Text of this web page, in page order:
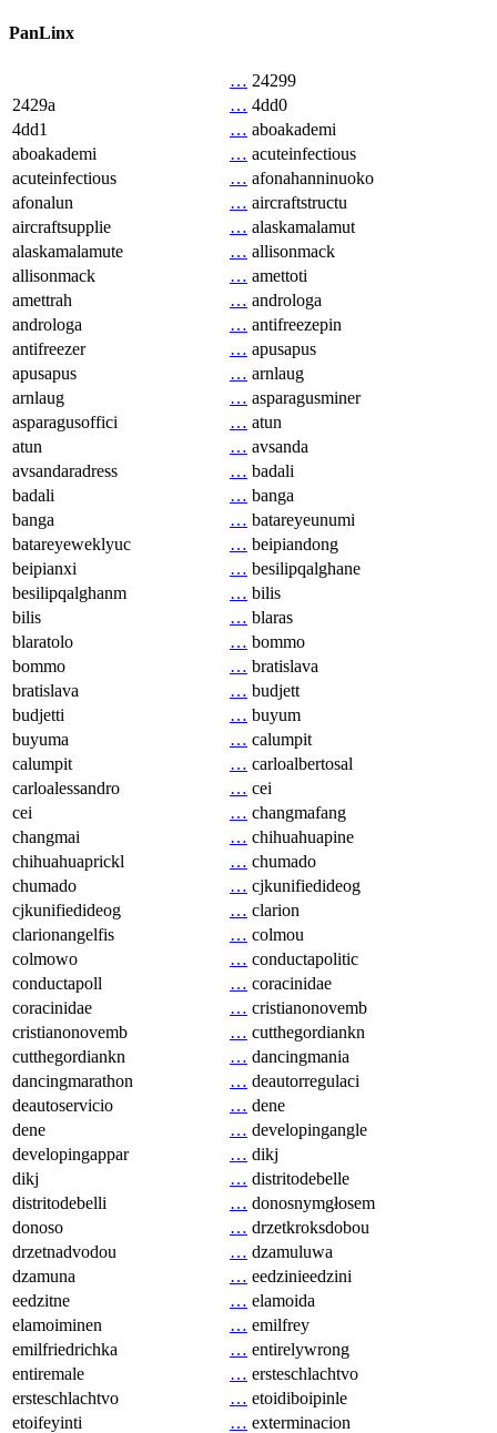
PanLinx
… 24299
2429a
… 4dd0
4dd1
… aboakademi
aboakademi
… acuteinfectious
acuteinfectious
… afonahanninuoko
afonalun
… aircraftstructu
aircraftsupplie
… alaskamalamut
alaskamalamute
… allisonmack
allisonmack
… amettoti
amettrah
… androloga
androloga
… antifreezepin
antifreezer
… apusapus
apusapus
… arnlaug
arnlaug
… asparagusminer
asparagusoffici
… atun
atun
… avsanda
avsandaradress
… badali
badali
… banga
banga
… batareyeunumi
batareyeweklyuc
… beipiandong
beipianxi
… besilipqalghane
besilipqalghanm
… bilis
bilis
… blaras
blaratolo
… bommo
bommo
… bratislava
bratislava
… budjett
budjetti
… buyum
buyuma
… calumpit
calumpit
… carloalbertosal
carloalessandro
… cei
cei
… changmafang
changmai
… chihuahuapine
chihuahuaprickl
… chumado
chumado
… cjkunifiedideog
cjkunifiedideog
… clarion
clarionangelfis
… colmou
colmowo
… conductapolitic
conductapoll
… coracinidae
coracinidae
… cristianonovemb
cristianonovemb
… cutthegordiankn
cutthegordiankn
… dancingmania
dancingmarathon
… deautorregulaci
deautoservicio
… dene
dene
… developingangle
developingappar
… dikj
dikj
… distritodebelle
distritodebelli
… donosnymgłosem
donoso
… drzetkroksdobou
drzetnadvodou
… dzamuluwa
dzamuna
… eedzinieedzini
eedzitne
… elamoida
elamoiminen
… emilfrey
emilfriedrichka
… entirelywrong
entiremale
… ersteschlachtvo
ersteschlachtvo
… etoidiboipinle
etoifeyinti
… exterminacion